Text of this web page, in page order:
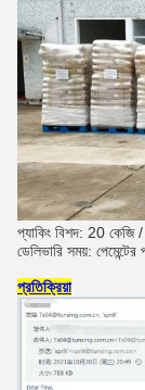
প্যাকিং বিশদ: 20 কেজি /
ডেলিভারি সময়:
প্রতিক্রিয়া